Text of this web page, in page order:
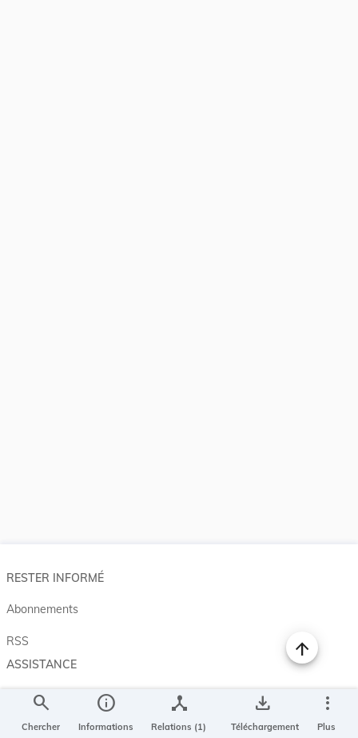
search
Chercher
info
Informations
device_hub
Relations (1)
save_alt
Téléchargement
more_vert
Plus
RESTER INFORMÉ
Abonnements
RSS
ASSISTANCE
Aide et à propos
Projet Casemates